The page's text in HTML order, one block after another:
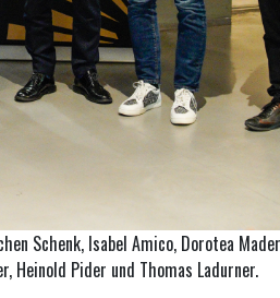
Schenk, Isabel Amico, Dorotea
Heinold Pider und Thomas Ladurner.